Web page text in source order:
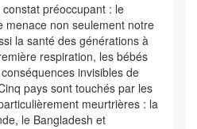
préoccupant : le
menace non seulement notre
la santé des générations à
respiration, les bébés
invisibles de
pays sont touchés par les
meurtrières : la
le Bangladesh et